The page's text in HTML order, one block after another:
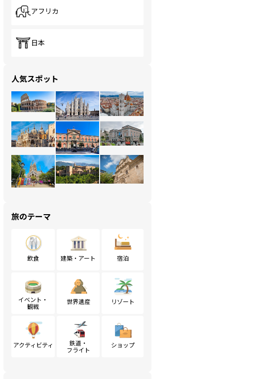
アフリカ
日本
人気スポット
旅のテーマ
飲食 建築・アート 宿泊
イベント・
観戦
世界遺産 リゾート
アクティビティ
鉄道・
フライト
ショップ